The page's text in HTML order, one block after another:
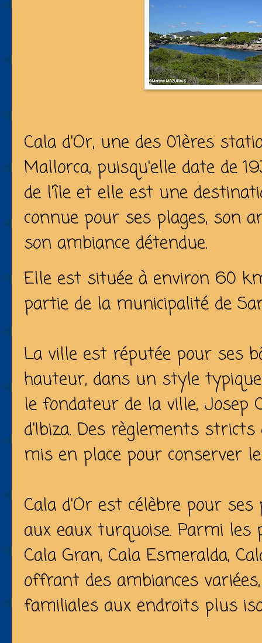
Cala d'Or, une des 01ères
Mallorca, puisqu'elle date de
de l'île et elle est une
connue pour ses plages, son
son ambiance détendue.
Elle est située à environ 60
partie de la municipalité de
La ville est réputée pour ses
hauteur, dans un style
le fondateur de la ville, Josep
d'Ibiza. Des règlements
mis en place pour conserver
Cala d'Or est célèbre pour
aux eaux turquoise. Parmi les
Cala Gran, Cala Esmeralda,
offrant des ambiances
familiales aux endroits plus